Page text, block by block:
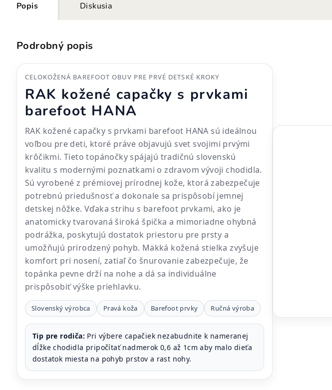
Popis Diskusia
Podrobný popis
CELOKOŽENÁ BAREFOOT OBUV PRE PRVÉ DETSKÉ KROKY
RAK kožené capačky s prvkami
barefoot HANA
RAK kožené capačky s prvkami barefoot HANA sú ideálnou
voľbou pre deti, ktoré práve objavujú svet svojimi prvými
krôčikmi. Tieto topánočky spájajú tradičnú slovenskú
kvalitu s modernými poznatkami o zdravom vývoji chodidla.
Sú vyrobené z prémiovej prírodnej kože, ktorá zabezpečuje
potrebnú priedušnosť a dokonale sa prispôsobí jemnej
detskej nôžke. Vďaka strihu s barefoot prvkami, ako je
anatomicky tvarovaná široká špička a mimoriadne ohybná
podrážka, poskytujú dostatok priestoru pre prsty a
umožňujú prirodzený pohyb. Mäkká kožená stielka zvyšuje
komfort pri nosení, zatiaľ čo šnurovanie zabezpečuje, že
topánka pevne drží na nohe a dá sa individuálne
prispôsobiť výške priehlavku.
Slovenský výrobca Pravá koža Barefoot prvky Ručná výroba
Tip pre rodiča: Pri výbere capačiek nezabudnite k nameranej
dĺžke chodidla pripočítať nadmerok 0,6 až 1cm aby malo dieťa
dostatok miesta na pohyb prstov a rast nohy.